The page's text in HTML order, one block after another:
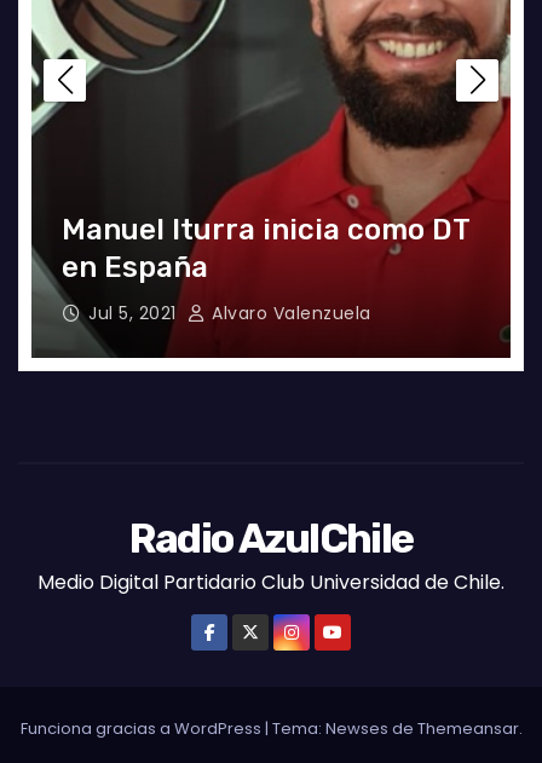
El gran partido de Eugenio
Mena ante Argentina
Jun 4, 2021 Radio AzulChile
Radio AzulChile
Medio Digital Partidario Club Universidad de Chile.
Funciona gracias a WordPress | Tema: Newses de Themeansar.